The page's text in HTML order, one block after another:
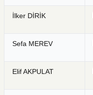
İlker DİRİK
Sefa MEREV
Elif AKPULAT